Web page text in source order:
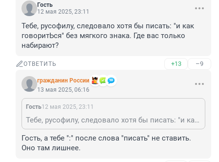
Гость
12 мая 2025, 23:11
Тебе, русофилу, следовало хотя бы писать: "и как
говоритЬся" без мягкого знака. Где вас только
набирают?
ОТВЕТИТЬ +13 –9
гражданин России
13 мая 2025, 06:16
Гость12 мая 2025, 23:11
Тебе, русофилу, следовало хотя бы писать: "и как говоритЬся" без мягкого знака. Где вас только набирают?
Гость, а тебе ":" после слова "писать" не ставить.
Оно там лишнее.